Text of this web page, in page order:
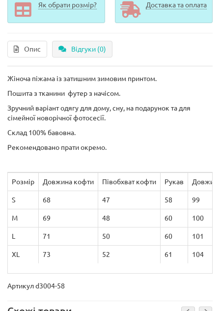
Як обрати розмір? Доставка та оплата
Опис Відгуки (0)
Жіноча піжама із затишним зимовим принтом.
Пошита з тканини футер з начісом.
Зручний варіант одягу для дому, сну, на подарунок та для
сімейної новорічної фотосесії.
Склад 100% бавовна.
Рекомендовано прати окремо.
Розмір Довжина кофти Півобхват кофти Рукав
S 68 47 58 99
M 69 48 60 100
L 71 50 60 101
XL 73 52 61 104
Артикул d3004-58